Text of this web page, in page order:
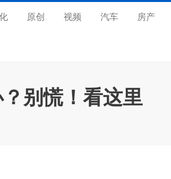
原创 视频 汽车 房产
别慌！看这里